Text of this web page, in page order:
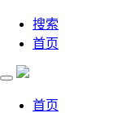
搜索
首页
首页